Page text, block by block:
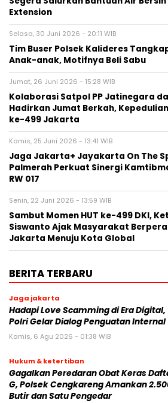
Extension
Selasa, 30 Juni 2026 - 20:11 WIB
Tim Buser Polsek Kalideres
Anak-anak, Motifnya Beli Sabu
Jumat, 26 Juni 2026 - 15:28 WIB
Kolaborasi Satpol PP Jatinegara
Hadirkan Jumat Berkah,
ke-499 Jakarta
Kamis, 25 Juni 2026 - 13:41 WIB
Jaga Jakarta+ Jayakarta On The
Palmerah Perkuat Sinergi
RW 017
Senin, 22 Juni 2026 - 13:59 WIB
Sambut Momen HUT ke-499 DKI,
Siswanto Ajak Masyarakat
Jakarta Menuju Kota Global
BERITA TERBARU
Jaga jakarta
Hadapi Love Scamming di Era Digital,
Polri Gelar Dialog Penguatan Internal
Kamis, 6 Agu 2026 - 01:38 WIB
Hukum & ketertiban
Gagalkan Peredaran Obat Keras
G, Polsek Cengkareng Amankan
Butir dan Satu Pengedar